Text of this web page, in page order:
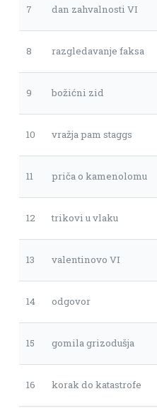
7 dan zahvalnosti VI
8 razgledavanje faksa
9 božićni zid
10 vražja pam staggs
11 priča o kamenolomu
12 trikovi u vlaku
13 valentinovo VI
14 odgovor
15 gomila grizodušja
16 korak do katastrofe